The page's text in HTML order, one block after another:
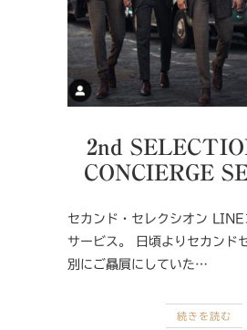
2nd
CONCIERGE
セカンド・セレクシオン LINE
サービス。 日頃よりセカンド
別にご贔屓にしていた…
続きを読む